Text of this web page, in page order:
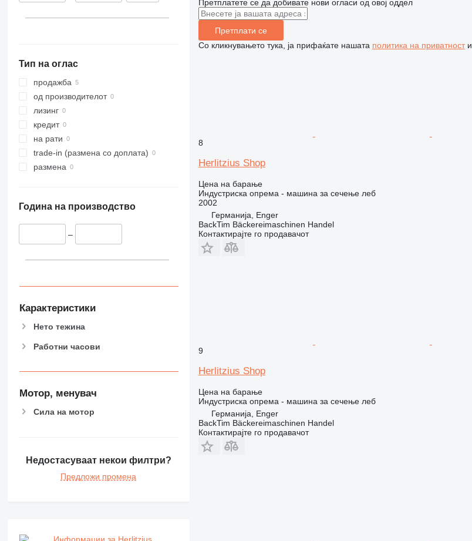
Тип на оглас
продажба
од производителот
лизинг
кредит
на рати
trade-in (размена со доплата)
размена
Година на производство
–
Карактеристики
Нето тежина
Работни часови
Мотор, менувач
Сила на мотор
Недостасуваат некои филтри?
Предложи промена
Претплатете се да добивате нови огласи од овој оддел
Претплати се
Со кликнувањето тука, ја прифаќате нашата политика на приватности
8
Herlitzius Shop
Цена на барање
Индустриска опрема - машина за сечење леб
2002
Германија, Enger
BackTim Bäckereimaschinen Handel
Контактирајте го продавачот
9
Herlitzius Shop
Цена на барање
Индустриска опрема - машина за сечење леб
Германија, Enger
BackTim Bäckereimaschinen Handel
Контактирајте го продавачот